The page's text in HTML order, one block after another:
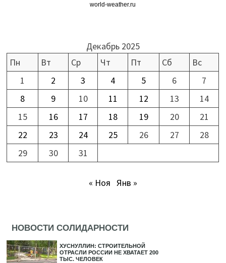
world-weather.ru
Декабрь 2025
Пн
Вт Ср Чт Пт Сб
Вс
1
2 3 4 5 6
7
8
9 10 11 12 13
14
15
16 17 18 19 20
21
22
23 24 25 26 27
28
29
30 31
« Ноя Янв »
НОВОСТИ СОЛИДАРНОСТИ
ХУСНУЛЛИН: СТРОИТЕЛЬНОЙ
ОТРАСЛИ РОССИИ НЕ ХВАТАЕТ 200
ТЫС. ЧЕЛОВЕК